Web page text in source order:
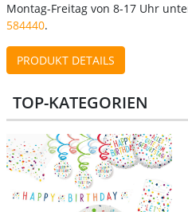
Montag-Freitag von 8-17 Uhr
584440.
PRODUKT DETAILS
TOP-KATEGORIEN